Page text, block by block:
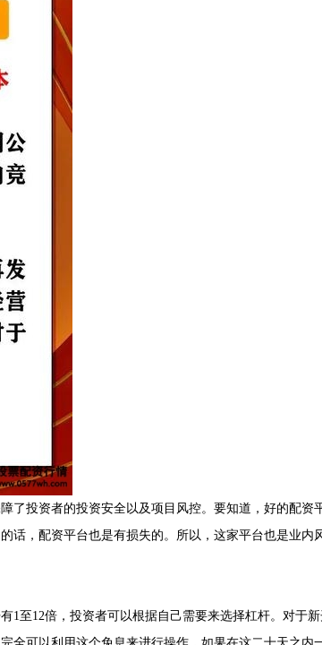
了投资者的投资安全以及项目风控。要知道，好的配资
话，配资平台也是有损失的。所以，这家平台也是业内
1至12倍，投资者可以根据自己需要来选择杠杆。对于新